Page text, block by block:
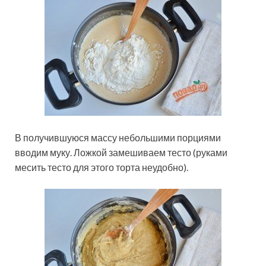
В получившуюся массу небольшими порциями
вводим муку. Ложкой замешиваем тесто (руками
месить тесто для этого торта неудобно).